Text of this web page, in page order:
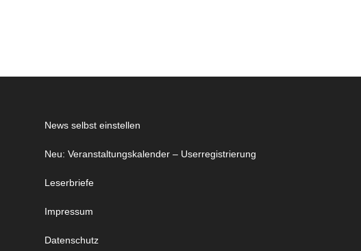
News selbst einstellen
Neu: Veranstaltungskalender – Userregistrierung
Leserbriefe
Impressum
Datenschutz